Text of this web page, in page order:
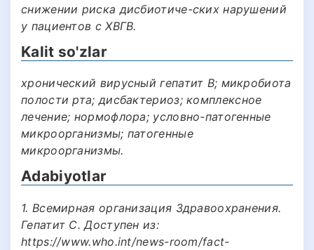
снижении риска дисбиотиче-ских нарушений
у пациентов с ХВГВ.
Kalit so'zlar
хронический вирусный гепатит В; микробиота
полости рта; дисбактериоз; комплексное
лечение; нормофлора; условно-патогенные
микроорганизмы; патогенные
микроорганизмы.
Adabiyotlar
1. Всемирная организация Здравоохранения.
Гепатит С. Доступен из:
https://www.who.int/news-room/fact-